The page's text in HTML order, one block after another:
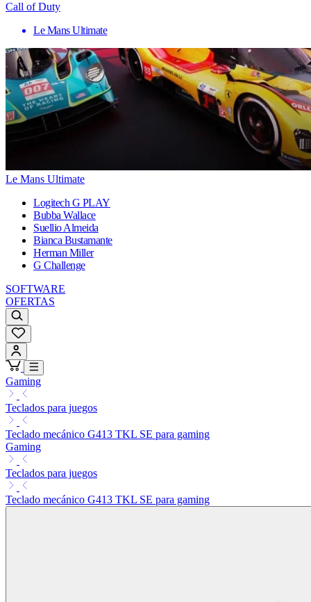
Call of Duty
Le Mans Ultimate
Le Mans Ultimate
Logitech G PLAY
Bubba Wallace
Suellio Almeida
Bianca Bustamante
Herman Miller
G Challenge
SOFTWARE
OFERTAS
Gaming
Teclados para juegos
Teclado mecánico G413 TKL SE para gaming
Gaming
Teclados para juegos
Teclado mecánico G413 TKL SE para gaming